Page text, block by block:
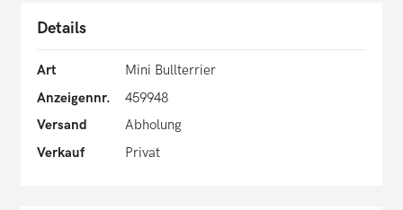
Details
Art
Mini Bullterrier
Anzeigennr.
459948
Versand
Abholung
Verkauf
Privat